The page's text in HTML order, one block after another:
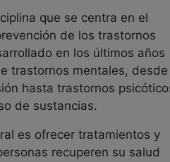
que se centra en el
de los trastornos
en los últimos años
trastornos mentales, desde
hasta trastornos
de sustancias.
es ofrecer tratamientos y
recuperen su salud